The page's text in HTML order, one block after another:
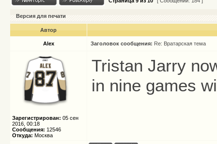
Версия для печати
Автор
Alex Заголовок сообщения: Re: Вратарская тема
Зарегистрирован: 05 сен
2016, 00:18
Сообщения: 12546
Откуда: Москва
Tristan Jarry
in nine games